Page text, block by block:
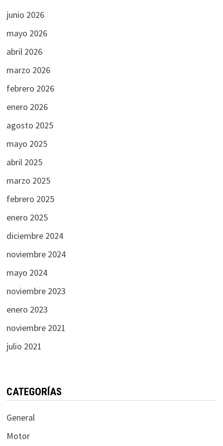
junio 2026
mayo 2026
abril 2026
marzo 2026
febrero 2026
enero 2026
agosto 2025
mayo 2025
abril 2025
marzo 2025
febrero 2025
enero 2025
diciembre 2024
noviembre 2024
mayo 2024
noviembre 2023
enero 2023
noviembre 2021
julio 2021
CATEGORÍAS
General
Motor